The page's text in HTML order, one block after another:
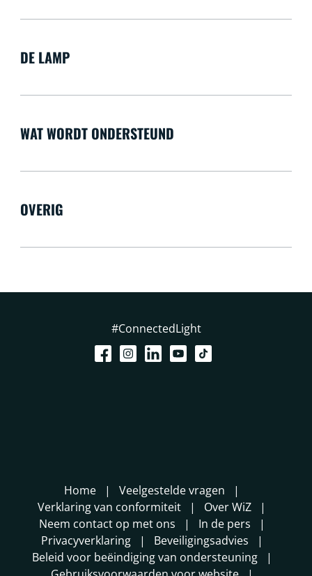
DE LAMP
WAT WORDT ONDERSTEUND
OVERIG
#ConnectedLight
Home
Veelgestelde vragen
Verklaring van conformiteit
Over WiZ
Neem contact op met ons
In de pers
Privacyverklaring
Beveiligingsadvies
Beleid voor beëindiging van ondersteuning